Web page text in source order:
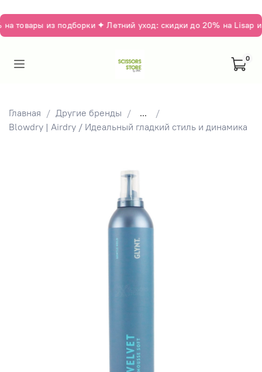
товары из подборки ✦ Летний уход: скидки до 20% на Lisap
0
Главная Другие бренды
...
Blowdry | Airdry / Идеальный гладкий стиль и динамика